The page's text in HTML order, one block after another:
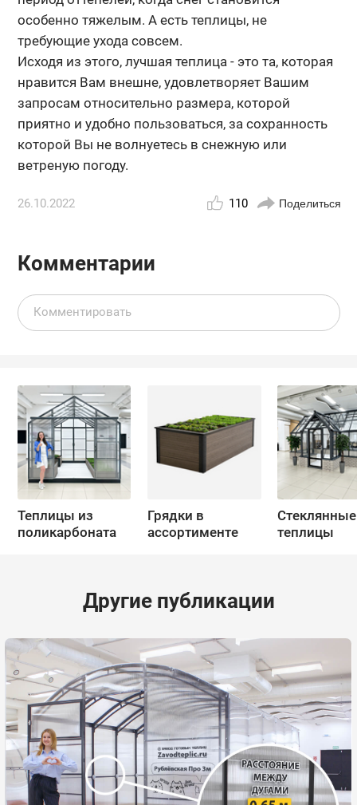
особенно тяжелым. А есть теплицы, не
требующие ухода совсем.
Исходя из этого, лучшая теплица - это та, которая
нравится Вам внешне, удовлетворяет Вашим
запросам относительно размера, которой
приятно и удобно пользоваться, за сохранность
которой Вы не волнуетесь в снежную или
ветреную погоду.
26.10.2022 110 Поделиться
Комментарии
Теплицы из
поликарбоната
Грядки в
ассортименте
Стеклянные
теплицы
Другие публикации